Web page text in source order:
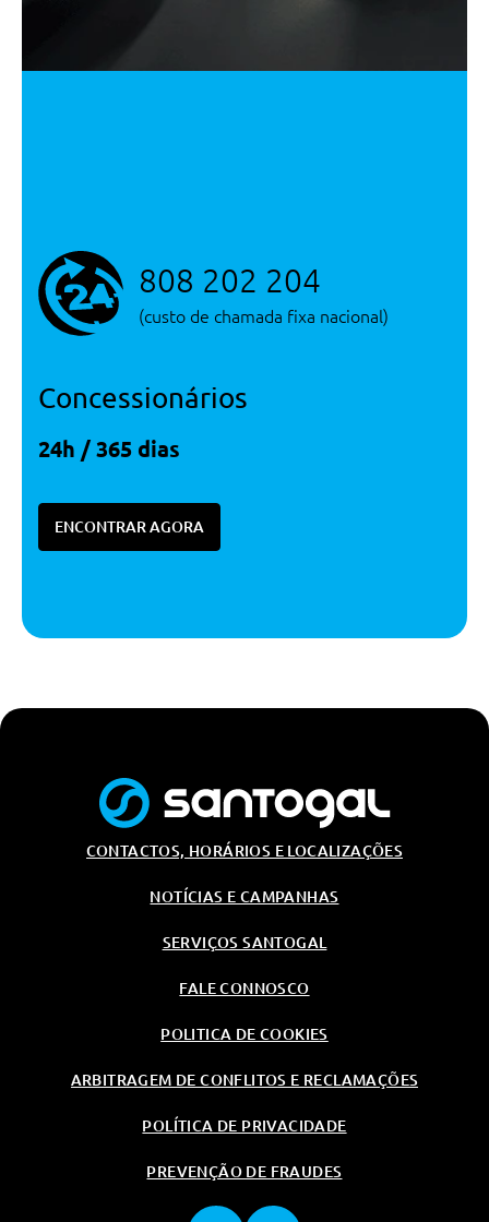
808 202 204
(custo de chamada fixa nacional)
Concessionários
24h / 365 dias
ENCONTRAR AGORA
CONTACTOS, HORÁRIOS E LOCALIZAÇÕES
NOTÍCIAS E CAMPANHAS
SERVIÇOS SANTOGAL
FALE CONNOSCO
POLITICA DE COOKIES
ARBITRAGEM DE CONFLITOS E RECLAMAÇÕES
POLÍTICA DE PRIVACIDADE
PREVENÇÃO DE FRAUDES